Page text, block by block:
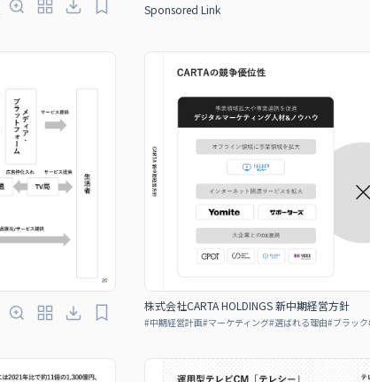
Sponsored Link
株式会社CARTA HOLDINGS 新中期経営方針
#中期経営計画#マーケティング#選ばれる理由#ブラック